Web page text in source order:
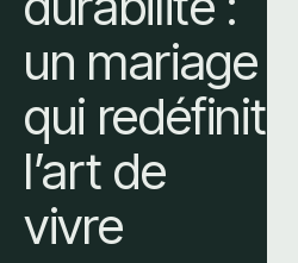
un mariage
qui redéfinit
l’art de
vivre